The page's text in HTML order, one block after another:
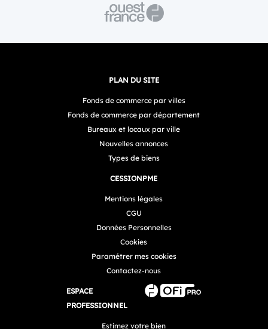
PLAN DU SITE
Fonds de commerce par villes
Fonds de commerce par département
Bureaux et locaux par ville
Nouvelles annonces
Types de biens
CESSIONPME
Mentions légales
CGU
Données Personnelles
Cookies
Paramétrer mes cookies
Contactez-nous
ESPACE
PROFESSIONNEL
Estimez votre bien